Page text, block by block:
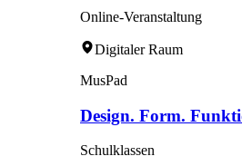
Online-Veranstaltung
Digitaler Raum
MusPad
Design. Form.
Schulklassen